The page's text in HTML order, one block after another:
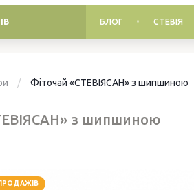
БЛОГ СТЕВІЯ
Фіточай «СТЕВІЯСАН» з шипшиною
з шипшиною